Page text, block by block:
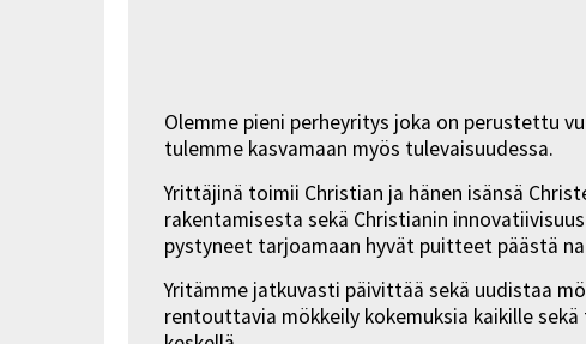
Olemme pieni perheyritys joka on perustettu
tulemme kasvamaan myös tulevaisuudessa.
Yrittäjinä toimii Christian ja hänen isänsä
rakentamisesta sekä Christianin
pystyneet tarjoamaan hyvät puitteet päästä
Yritämme jatkuvasti päivittää sekä uudistaa
rentouttavia mökkeily kokemuksia kaikille